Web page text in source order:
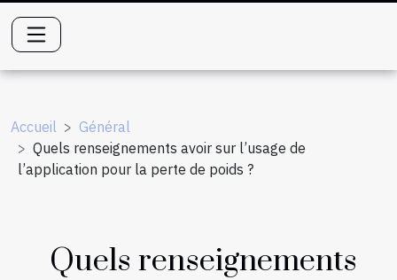
Accueil
Général
Quels renseignements avoir sur l’usage de
l’application pour la perte de poids ?
Quels renseignements